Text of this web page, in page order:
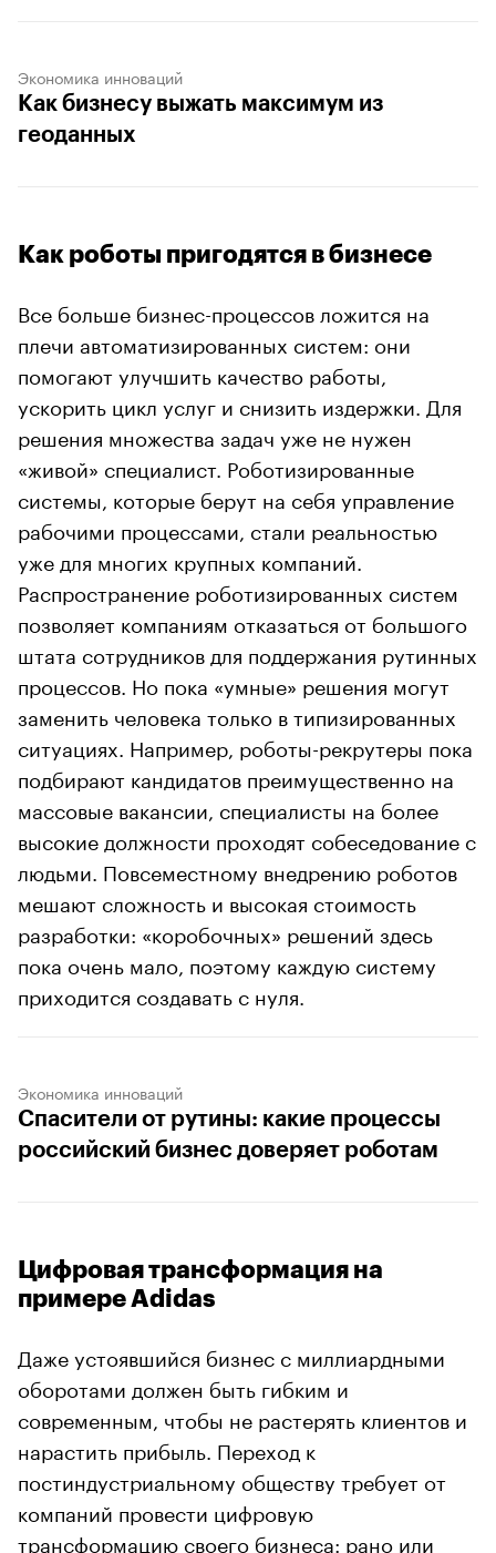
Экономика инноваций
Как бизнесу выжать максимум из
геоданных
Как роботы пригодятся в бизнесе
Все больше бизнес-процессов ложится на
плечи автоматизированных систем: они
помогают улучшить качество работы,
ускорить цикл услуг и снизить издержки. Для
решения множества задач уже не нужен
«живой» специалист. Роботизированные
системы, которые берут на себя управление
рабочими процессами, стали реальностью
уже для многих крупных компаний.
Распространение роботизированных систем
позволяет компаниям отказаться от большого
штата сотрудников для поддержания рутинных
процессов. Но пока «умные» решения могут
заменить человека только в типизированных
ситуациях. Например, роботы-рекрутеры пока
подбирают кандидатов преимущественно на
массовые вакансии, специалисты на более
высокие должности проходят собеседование c
людьми. Повсеместному внедрению роботов
мешают сложность и высокая стоимость
разработки: «коробочных» решений здесь
пока очень мало, поэтому каждую систему
приходится создавать с нуля.
Экономика инноваций
Спасители от рутины: какие процессы
российский бизнес доверяет роботам
Цифровая трансформация на
примере Adidas
Даже устоявшийся бизнес с миллиардными
оборотами должен быть гибким и
современным, чтобы не растерять клиентов и
нарастить прибыль. Переход к
постиндустриальному обществу требует от
компаний провести цифровую
трансформацию своего бизнеса: рано или